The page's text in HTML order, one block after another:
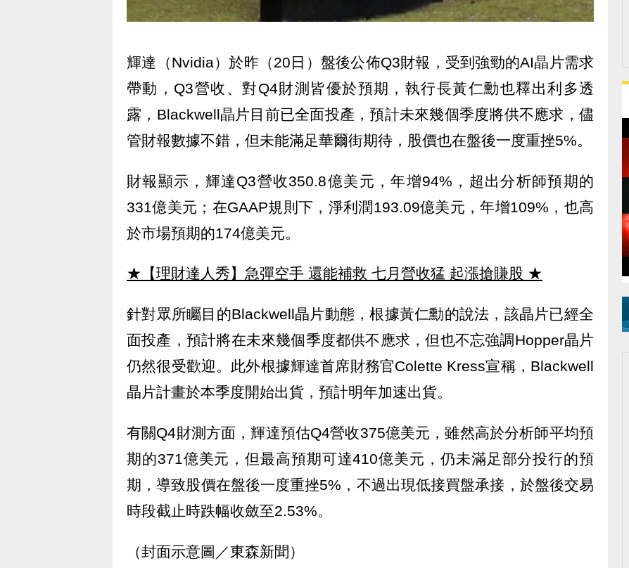
輝達（Nvidia）於昨（20日）盤後公佈Q3財報，受到強勁的AI晶片需求
帶動，Q3營收、對Q4財測皆優於預期，執行長黃仁勳也釋出利多透
露，Blackwell晶片目前已全面投產，預計未來幾個季度將供不應求，儘
管財報數據不錯，但未能滿足華爾街期待，股價也在盤後一度重挫5%。
財報顯示，輝達Q3營收350.8億美元，年增94%，超出分析師預期的
331億美元；在GAAP規則下，淨利潤193.09億美元，年增109%，也高
於市場預期的174億美元。
★【理財達人秀】急彈空手 還能補救 七月營收猛 起漲搶賺股 ★
針對眾所矚目的Blackwell晶片動態，根據黃仁勳的說法，該晶片已經全
面投產，預計將在未來幾個季度都供不應求，但也不忘強調Hopper晶片
仍然很受歡迎。此外根據輝達首席財務官Colette Kress宣稱，Blackwell
晶片計畫於本季度開始出貨，預計明年加速出貨。
有關Q4財測方面，輝達預估Q4營收375億美元，雖然高於分析師平均預
期的371億美元，但最高預期可達410億美元，仍未滿足部分投行的預
期，導致股價在盤後一度重挫5%，不過出現低接買盤承接，於盤後交易
時段截止時跌幅收斂至2.53%。
（封面示意圖／東森新聞）